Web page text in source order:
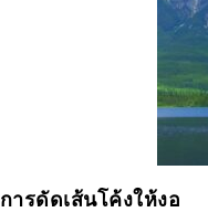
การดัดเส้นโค้งให้งอ